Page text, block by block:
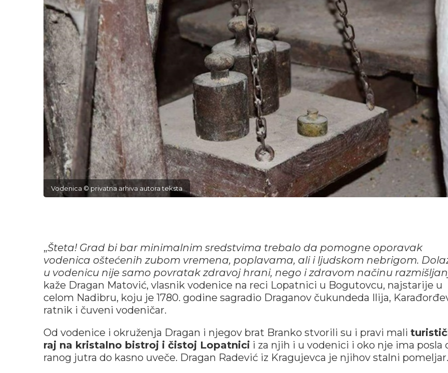
Vodenica © privatna arhiva autora teksta
„Šteta! Grad bi bar minimalnim sredstvima trebalo da pomogne oporavak
vodenica oštećenih zubom vremena, poplavama, ali i ljudskom nebrigom.
u vodenicu nije samo povratak zdravoj hrani, nego i zdravom načinu
kaže Dragan Matović, vlasnik vodenice na reci Lopatnici u Bogutovcu, najstarije u
celom Nadibru, koju je 1780. godine sagradio Draganov čukundeda Ilija,
ratnik i čuveni vodeničar.
Od vodenice i okruženja Dragan i njegov brat Branko stvorili su i pravi mali
raj na kristalno bistroj i čistoj Lopatnici i za njih i u vodenici i oko nje ima posla
ranog jutra do kasno uveče. Dragan Radević iz Kragujevca je njihov stalni pomeljar.